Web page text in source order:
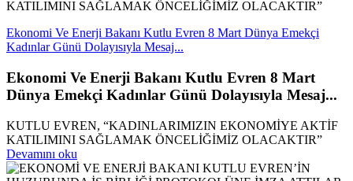
KATILIMINI SAĞLAMAK ÖNCELİĞİMİZ OLACAKTIR”
Ekonomi Ve Enerji Bakanı Kutlu Evren 8 Mart Dünya Emekçi
Kadınlar Günü Dolayısıyla Mesaj...
Ekonomi Ve Enerji Bakanı Kutlu Evren 8 Mart
Dünya Emekçi Kadınlar Günü Dolayısıyla Mesaj...
KUTLU EVREN, “KADINLARIMIZIN EKONOMİYE AKTİF
KATILIMINI SAĞLAMAK ÖNCELİĞİMİZ OLACAKTIR”
Devamını oku